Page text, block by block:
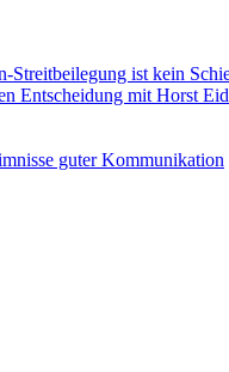
Streitbeilegung ist kein
Entscheidung mit Horst
guter Kommunikation